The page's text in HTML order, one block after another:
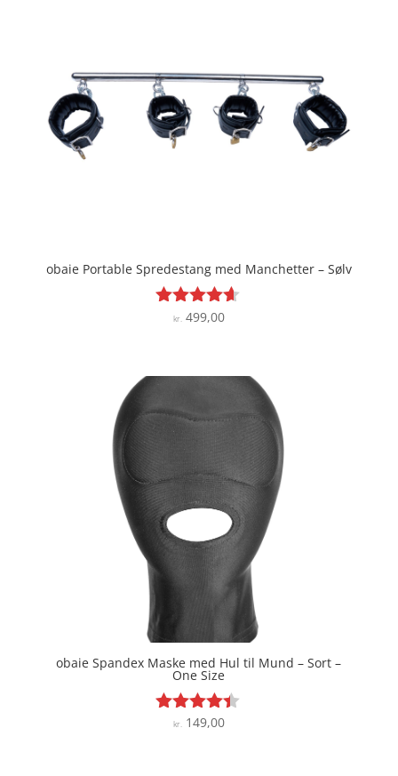
obaie Portable Spredestang med Manchetter – Sølv
Vurderet
kr.499,00
obaie Spandex Maske med Hul til Mund – Sort –
One Size
Vurderet
kr.149,00